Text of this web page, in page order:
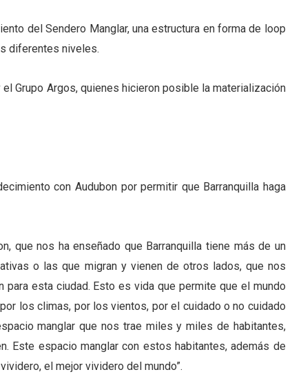
del Sendero Manglar, una estructura en forma de loop
diferentes niveles.
Grupo Argos, quienes hicieron posible la materialización
con Audubon por permitir que Barranquilla haga
que nos ha enseñado que Barranquilla tiene más de un
o las que migran y vienen de otros lados, que nos
para esta ciudad. Esto es vida que permite que el mundo
los climas, por los vientos, por el cuidado o no cuidado
manglar que nos trae miles y miles de habitantes,
Este espacio manglar con estos habitantes, además de
el mejor vividero del mundo”.